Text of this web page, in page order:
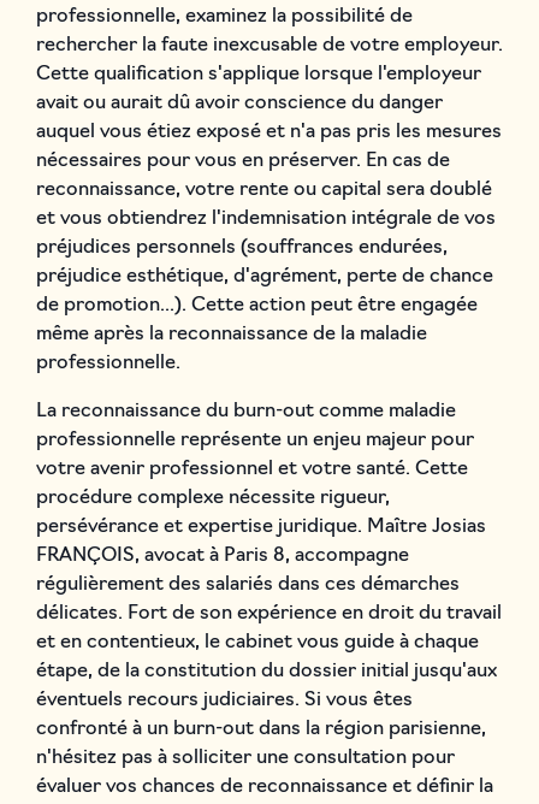
professionnelle, examinez la possibilité de
rechercher la faute inexcusable de votre employeur.
Cette qualification s'applique lorsque l'employeur
avait ou aurait dû avoir conscience du danger
auquel vous étiez exposé et n'a pas pris les mesures
nécessaires pour vous en préserver. En cas de
reconnaissance, votre rente ou capital sera doublé
et vous obtiendrez l'indemnisation intégrale de vos
préjudices personnels (souffrances endurées,
préjudice esthétique, d'agrément, perte de chance
de promotion...). Cette action peut être engagée
même après la reconnaissance de la maladie
professionnelle.
La reconnaissance du burn-out comme maladie
professionnelle représente un enjeu majeur pour
votre avenir professionnel et votre santé. Cette
procédure complexe nécessite rigueur,
persévérance et expertise juridique. Maître Josias
FRANÇOIS, avocat à Paris 8, accompagne
régulièrement des salariés dans ces démarches
délicates. Fort de son expérience en droit du travail
et en contentieux, le cabinet vous guide à chaque
étape, de la constitution du dossier initial jusqu'aux
éventuels recours judiciaires. Si vous êtes
confronté à un burn-out dans la région parisienne,
n'hésitez pas à solliciter une consultation pour
évaluer vos chances de reconnaissance et définir la